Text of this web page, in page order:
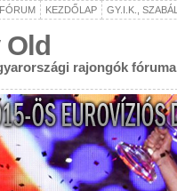
FÓRUM KEZDŐLAP GY.I.K.,
rajongók fóruma